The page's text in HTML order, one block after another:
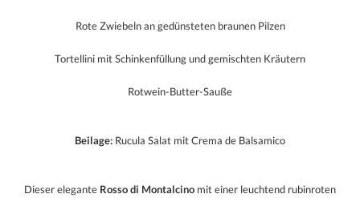
Rote Zwiebeln an gedünsteten braunen Pilzen
Tortellini mit Schinkenfüllung und gemischten Kräutern
Rotwein-Butter-Sauße
Beilage: Rucula Salat mit Crema de Balsamico
Dieser elegante Rosso di Montalcino mit einer leuchtend rubinroten